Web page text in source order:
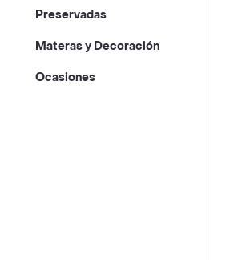
Preservadas
Materas y Decoración
Ocasiones